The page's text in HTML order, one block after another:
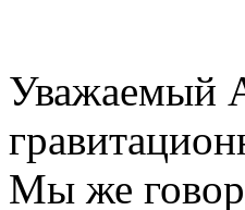
Уважаемый
Мы же